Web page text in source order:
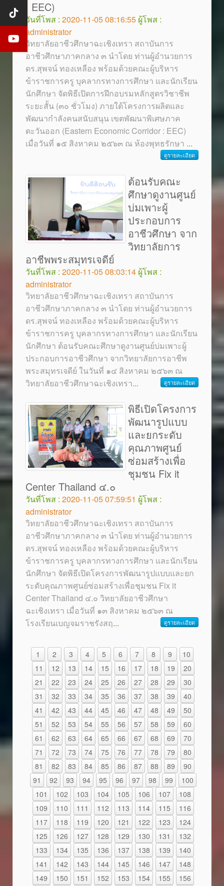
: EEC)
วันที่โพส : 2020-11-05 08:16:55 ผู้โพส :
administrator
วิทยาลัยอาชีวศึกษาฉะเชิงเทรา สถาบันการ
อาชีวศึกษาภาคกลาง ๓ นำโดย ท่านผู้อำนวยการ
ดร.สุพจน์ ทองเหลือง พร้อมด้วยคณะผู้บริหาร
ข้าราชการครู บุคลากรทางการศึกษา และนักเรียน
นักศึกษา จัดพิธีเปิดการฝึกอบรมหลักสูตรวิชาชีพ
ระยะสั้น (๓๐ ชั่วโมง) ภายใต้โครงการผลิตและ
พัฒนากำลังคนสนับสนุน เขตพัฒนาพิเศษภาค
ตะวันออก (Eastern Economic Corridor : EEC)
เมื่อวันที่ ๑๕ สิงหาคม ๒๕๖๓ ณ ห้องพุทธรักษา ...
ดูรายละเอียด
ต้อนรับคณะ
ศึกษาดูงานศูนย์
บ่มเพาะผู้
ประกอบการ
อาชีวศึกษา จาก
วิทยาลัยการ
อาชีพพระสมุทรเจดีย์
วันที่โพส : 2020-11-05 08:03:14 ผู้โพส :
administrator
วิทยาลัยอาชีวศึกษาฉะเชิงเทรา สถาบันการ
อาชีวศึกษาภาคกลาง ๓ นำโดย ท่านผู้อำนวยการ
ดร.สุพจน์ ทองเหลือง พร้อมด้วยคณะผู้บริหาร
ข้าราชการครู บุคลากรทางการศึกษา และนักเรียน
นักศึกษา ต้อนรับคณะศึกษาดูงานศูนย์บ่มเพาะผู้
ประกอบการอาชีวศึกษา จากวิทยาลัยการอาชีพ
พระสมุทรเจดีย์ ในวันที่ ๑๔ สิงหาคม ๒๕๖๓ ณ
วิทยาลัยอาชีวศึกษาฉะเชิงเทรา... ดูรายละเอียด
พิธีเปิดโครงการ
พัฒนารูปแบบ
และยกระดับ
คุณภาพศูนย์
ซ่อมสร้างเพื่อ
ชุมชน Fix it
Center Thailand ๔.๐
วันที่โพส : 2020-11-05 07:59:51 ผู้โพส :
administrator
วิทยาลัยอาชีวศึกษาฉะเชิงเทรา สถาบันการ
อาชีวศึกษาภาคกลาง ๓ นำโดย ท่านผู้อำนวยการ
ดร.สุพจน์ ทองเหลือง พร้อมด้วยคณะผู้บริหาร
ข้าราชการครู บุคลากรทางการศึกษา และนักเรียน
นักศึกษา จัดพิธีเปิดโครงการพัฒนารูปแบบและยก
ระดับคุณภาพศูนย์ซ่อมสร้างเพื่อชุมชน Fix it
Center Thailand ๔.๐ วิทยาลัยอาชีวศึกษา
ฉะเชิงเทรา เมื่อวันที่ ๑๓ สิงหาคม ๒๕๖๓ ณ
โรงเรียนเบญจมราชรังสฤ... ดูรายละเอียด
1 2 3 4 5 6 7 8 9
10
11
12 13 14 15 16 17 18 19
20
21
22 23 24 25 26 27 28 29
30
31
32 33 34 35 36 37 38 39
40
41
42 43 44 45 46 47 48 49
50
51
52 53 54 55 56 57 58 59
60
61
62 63 64 65 66 67 68 69
70
71
72 73 74 75 76 77 78 79
80
81
82 83 84 85 86 87 88 89
90
91
92 93 94 95 96 97 98 99
100
101
102 103 104 105 106 107
108
109
110 111 112 113 114 115
116
117
118 119 120 121 122 123
124
125
126 127 128 129 130 131
132
133
134 135 136 137 138 139
140
141
142 143 144 145 146 147
148
149
150 151 152 153 154 155
156